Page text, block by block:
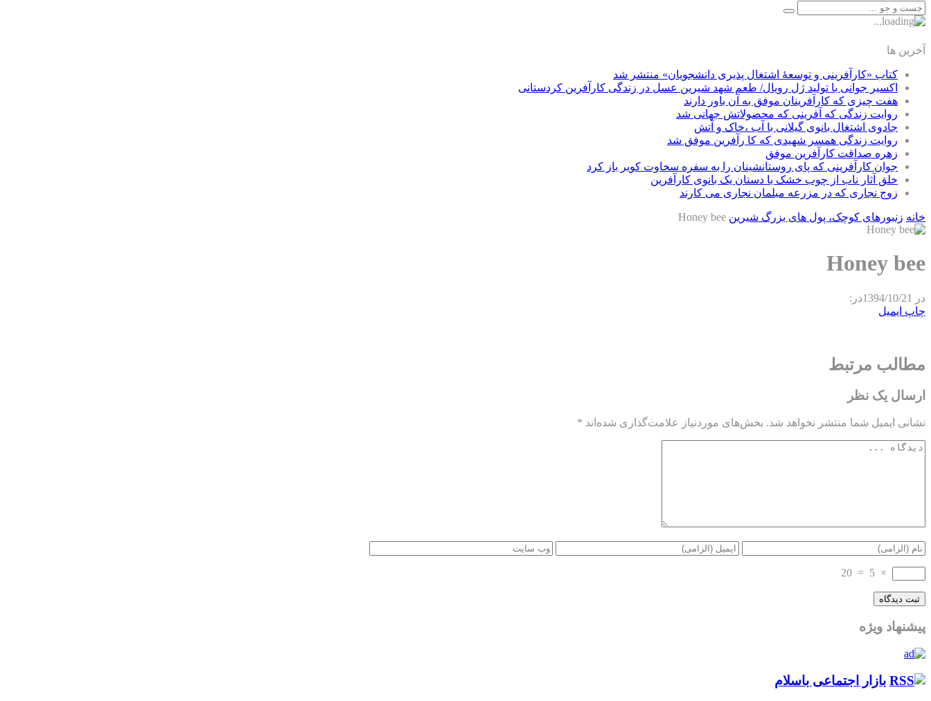
آخرین ها
کتاب «کارآفرینی و توسعۀ اشتغال پذیری دانشجویان» منتشر شد
اکسیر جوانی با تولید ژل رویال/ طعم شهد شیرین عسل‌ در زندگی کارآفرین کردستانی
هفت چیزی که کارآفرینان موفق به آن باور دارند
روایت زندگی که آفرینی که محصولاتش جهانی شد
جادوی اشتغال بانوی گیلانی با آب ،خاک و آتش
روایت زندگی همسر شهیدی که کا رآفرین موفق شد
زهره صداقت کارآفرین موفق
جوان کارآفرینی که پای روستانشینان را به سفره سخاوت کویر باز کرد
خلق آثار ناب از چوب خشک با دستان یک بانوی کارآفرین
زوج نجاری که در مزرعه مبلمان نجاری می کارند
خانه زنبورهای کوچک، پول های بزرگ شیرین Honey bee
Honey bee
در 1394/10/21در:
چاپ ایمیل
مطالب مرتبط
ارسال یک نظر
نشانی ایمیل شما منتشر نخواهد شد. بخش‌های موردنیاز علامت‌گذاری شده‌اند *
×
5
=
20
پیشنهاد ویژه
بازار اجتماعی باسلام